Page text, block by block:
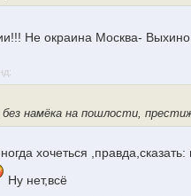
Не окраина Москва-
намёка на пошлости,
хочеться
Ну нет,всё